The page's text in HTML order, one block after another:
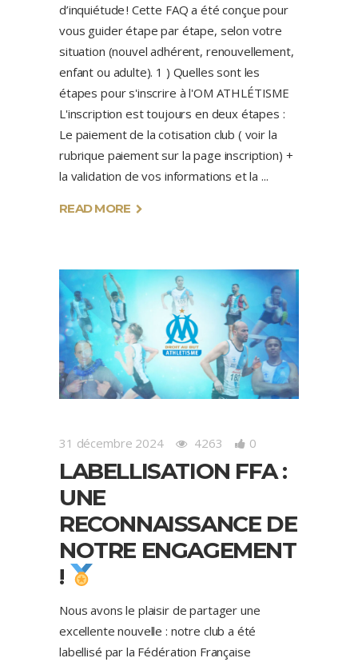
d’inquiétude ! Cette FAQ a été conçue pour
vous guider étape par étape, selon votre
situation (nouvel adhérent, renouvellement,
enfant ou adulte). 1 ) Quelles sont les
étapes pour s'inscrire à l'OM ATHLÉTISME
L'inscription est toujours en deux étapes :
Le paiement de la cotisation club ( voir la
rubrique paiement sur la page inscription) +
la validation de vos informations et la
READ MORE
31 décembre 2024 4263 0
LABELLISATION FFA :
UNE
RECONNAISSANCE DE
NOTRE ENGAGEMENT
!
Nous avons le plaisir de partager une
excellente nouvelle : notre club a été
labellisé par la Fédération Française